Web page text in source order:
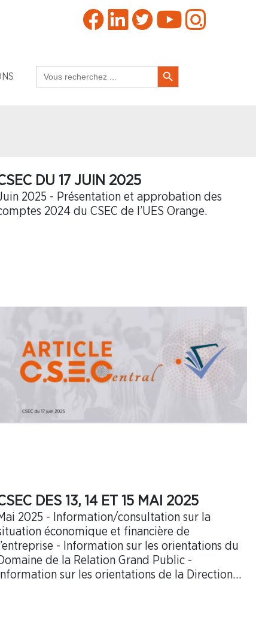
for:
Search Button
DU 17 JUIN 2025
2025 - Présentation et approbation des
2024 du CSEC de l’UES Orange.
DES 13, 14 ET 15 MAI 2025
2025 - Information/consultation sur la
économique et financière de
l’entreprise - Information sur les orientations du
de la Relation Grand Public -
Information sur les orientations de la Direction